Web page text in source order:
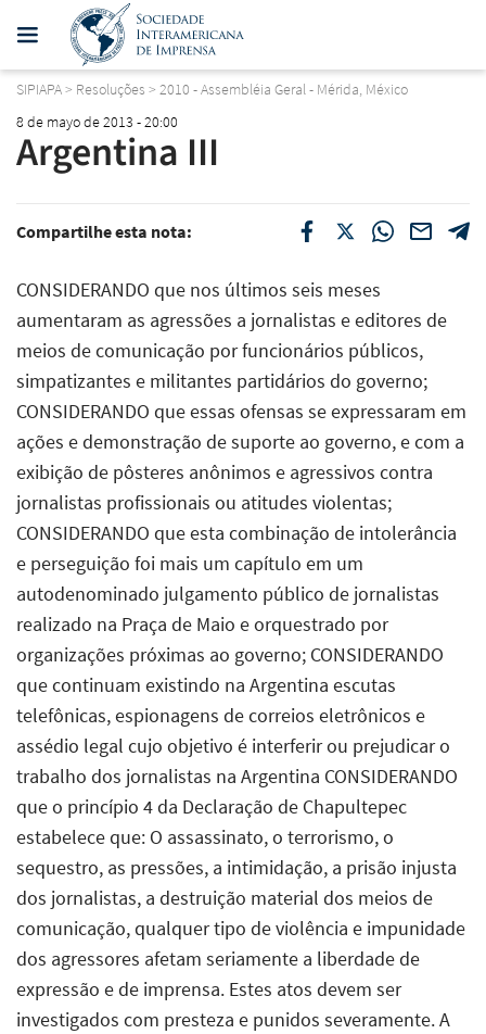
SIPIAPA> Resoluções > 2010 - Assembléia Geral - Mérida, México
8 de mayo de 2013 - 20:00
Argentina III
Compartilhe esta nota:
CONSIDERANDO que nos últimos seis meses
aumentaram as agressões a jornalistas e editores de
meios de comunicação por funcionários públicos,
simpatizantes e militantes partidários do governo;
CONSIDERANDO que essas ofensas se expressaram em
ações e demonstração de suporte ao governo, e com a
exibição de pôsteres anônimos e agressivos contra
jornalistas profissionais ou atitudes violentas;
CONSIDERANDO que esta combinação de intolerância
e perseguição foi mais um capítulo em um
autodenominado julgamento público de jornalistas
realizado na Praça de Maio e orquestrado por
organizações próximas ao governo; CONSIDERANDO
que continuam existindo na Argentina escutas
telefônicas, espionagens de correios eletrônicos e
assédio legal cujo objetivo é interferir ou prejudicar o
trabalho dos jornalistas na Argentina CONSIDERANDO
que o princípio 4 da Declaração de Chapultepec
estabelece que: O assassinato, o terrorismo, o
sequestro, as pressões, a intimidação, a prisão injusta
dos jornalistas, a destruição material dos meios de
comunicação, qualquer tipo de violência e impunidade
dos agressores afetam seriamente a liberdade de
expressão e de imprensa. Estes atos devem ser
investigados com presteza e punidos severamente. A